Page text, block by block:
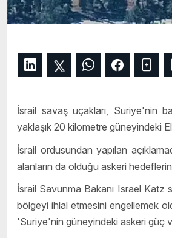
İsrail savaş uçakları, Suriye'nin
yaklaşık 20 kilometre güneyindeki
İsrail ordusundan yapılan
alanların da olduğu askeri
İsrail Savunma Bakanı Israel Katz
bölgeyi ihlal etmesini engellemek
'Suriye'nin güneyindeki askeri güç